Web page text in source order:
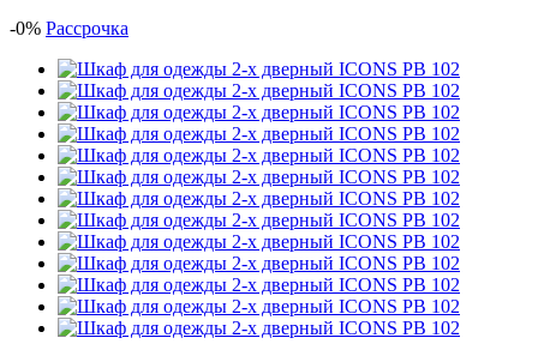
-0% Рассрочка